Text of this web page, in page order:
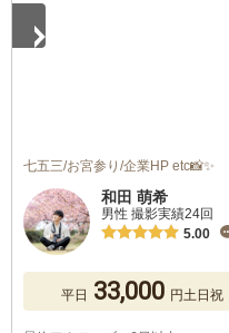
七五三/お宮参り/企業HP etc📸✨
和田 萌希
男性 撮影実績24回
5.00
平日 33,000 円土日祝